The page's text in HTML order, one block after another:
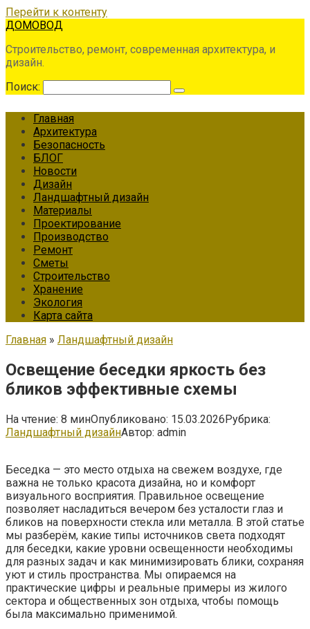
Перейти к контенту
ДОМОВОД
Строительство, ремонт, современная архитектура, и
дизайн.
Поиск:
Главная
Архитектура
Безопасность
БЛОГ
Новости
Дизайн
Ландшафтный дизайн
Материалы
Проектирование
Производство
Ремонт
Сметы
Строительство
Хранение
Экология
Карта сайта
Главная » Ландшафтный дизайн
Освещение беседки яркость без
бликов эффективные схемы
На чтение: 8 минОпубликовано: 15.03.2026Рубрика:
Ландшафтный дизайнАвтор: admin
Беседка — это место отдыха на свежем воздухе, где
важна не только красота дизайна, но и комфорт
визуального восприятия. Правильное освещение
позволяет насладиться вечером без усталости глаз и
бликов на поверхности стекла или металла. В этой статье
мы разберём, какие типы источников света подходят
для беседки, какие уровни освещенности необходимы
для разных задач и как минимизировать блики, сохраняя
уют и стиль пространства. Мы опираемся на
практические цифры и реальные примеры из жилого
сектора и общественных зон отдыха, чтобы помощь
была максимально применимой.